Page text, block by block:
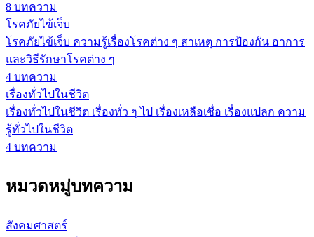
8 บทความ
โรคภัยไข้เจ็บ
โรคภัยไข้เจ็บ ความรู้เรื่องโรคต่าง ๆ สาเหตุ การป้องกัน อาการ
และวิธีรักษาโรคต่าง ๆ
4 บทความ
เรื่องทั่วไปในชีวิต
เรื่องทั่วไปในชีวิต เรื่องทั่ว ๆ ไป เรื่องเหลือเชื่อ เรื่องแปลก ความ
รู้ทั่วไปในชีวิต
4 บทความ
หมวดหมู่บทความ
สังคมศาสตร์